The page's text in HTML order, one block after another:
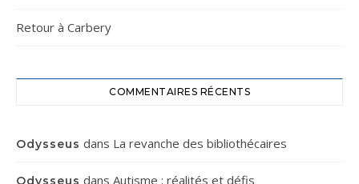
Retour à Carbery
COMMENTAIRES RÉCENTS
Odysseus dans La revanche des bibliothécaires
Odysseus dans Autisme : réalités et défis